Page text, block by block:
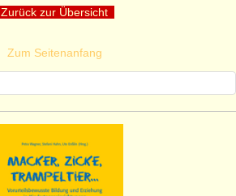
Zurück zur Übersicht
Zum Seitenanfang